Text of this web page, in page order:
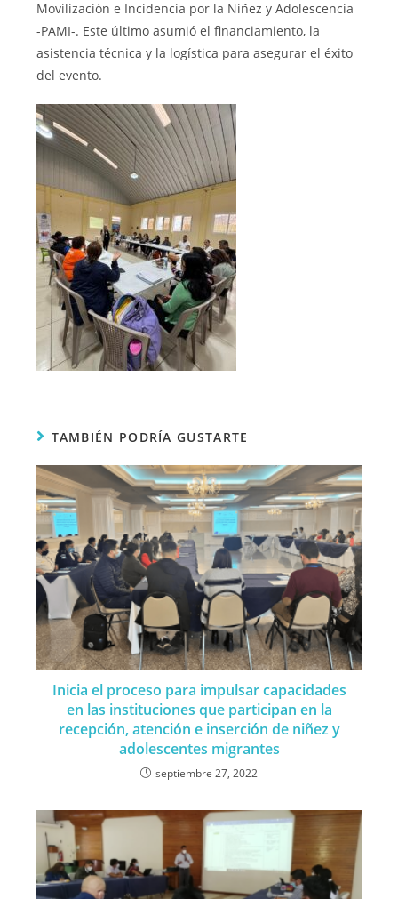
Movilización e Incidencia por la Niñez y Adolescencia
-PAMI-. Este último asumió el financiamiento, la
asistencia técnica y la logística para asegurar el éxito
del evento.
TAMBIÉN PODRÍA GUSTARTE
Inicia el proceso para impulsar capacidades
en las instituciones que participan en la
recepción, atención e inserción de niñez y
adolescentes migrantes
septiembre 27, 2022